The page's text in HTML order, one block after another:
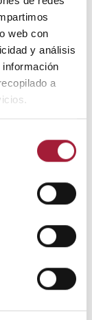
web con
y análisis
a
marca final
la
y la